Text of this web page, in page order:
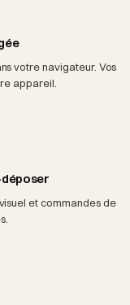
votre navigateur. Vos
appareil.
et commandes de